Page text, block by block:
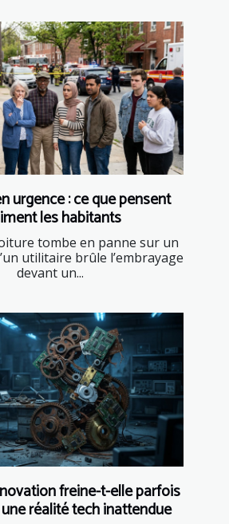
urgence : ce que pensent
les habitants
tombe en panne sur un
utilitaire brûle l’embrayage
devant un...
freine-t-elle parfois
réalité tech inattendue